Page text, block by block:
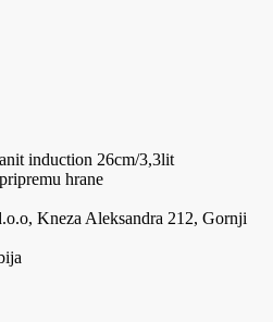
induction 26cm/3,3lit
hrane
Kneza Aleksandra 212, Gornji